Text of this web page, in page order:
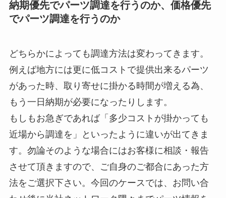
納期優先でパーツ調達を行うのか、価格優先
でパーツ調達を行うのか
どちらかによっても調達方法は変わってきます。
例えば地方には更に低コストで提供出来るパーツ
があった時、取り寄せに掛かる時間が増える為、
もう一日納期が必要になったりします。
もしもお急ぎであれば「多少コストが掛かっても
近場から調達を」といったように違いが出てきま
す。勿論そのような場合にはお客様に相談・報告
させて頂きますので、ご自身のご都合にあった方
法をご選択下さい。今回のケースでは、お問い合